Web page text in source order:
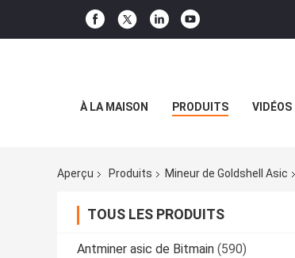
À LA MAISON PRODUITS VIDÉOS
Aperçu Produits Mineur de Goldshell Asic
TOUS LES PRODUITS
Antminer asic de Bitmain (590)